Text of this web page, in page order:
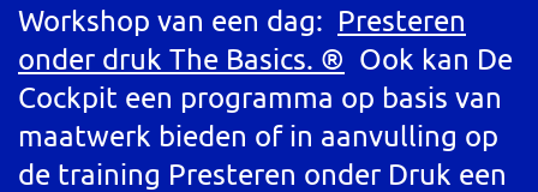
Workshop van een dag: Presteren
onder druk The Basics. ® Ook kan De
Cockpit een programma op basis van
maatwerk bieden of in aanvulling op
de training Presteren onder Druk een